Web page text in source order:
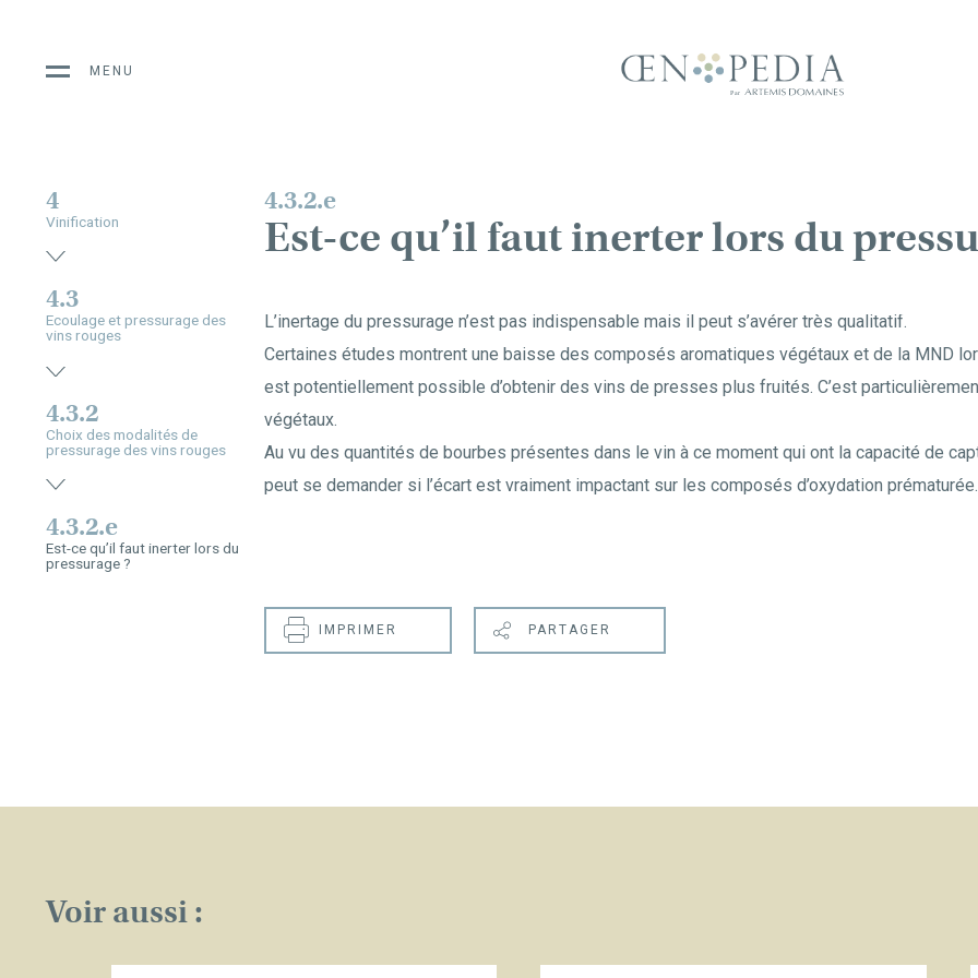
MENU
4.3.2.e
Est-ce qu’il faut inerter lors du
L’inertage du pressurage n’est pas indispensable mais il peut s’avérer très qualitatif.
Certaines études montrent une baisse des composés aromatiques végétaux et de la MND
est potentiellement possible d’obtenir des vins de presses plus fruités. C’est
végétaux.
Au vu des quantités de bourbes présentes dans le vin à ce moment qui ont la capacité de
peut se demander si l’écart est vraiment impactant sur les composés d’oxydation prématurée.
IMPRIMER PARTAGER
4
Vinification
4.3
Ecoulage et pressurage des
vins rouges
4.3.2
Choix des modalités de
pressurage des vins rouges
4.3.2.e
Est-ce qu’il faut inerter lors du
pressurage ?
Voir aussi :